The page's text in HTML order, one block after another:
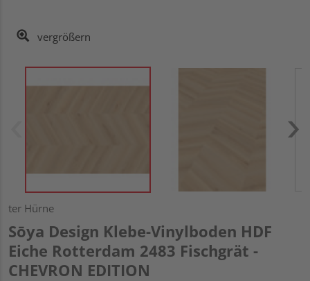
vergrößern
ter Hürne
Sōya Design Klebe-Vinylboden HDF
Eiche Rotterdam 2483 Fischgrät -
CHEVRON EDITION